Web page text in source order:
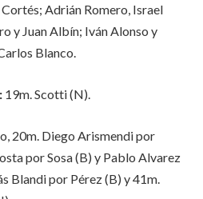
Adrián Romero, Israel
y Juan Albín; Iván Alonso y
Blanco.
19m. Scotti (N).
20m. Diego Arismendi por
por Sosa (B) y Pablo Alvarez
Blandi por Pérez (B) y 41m.